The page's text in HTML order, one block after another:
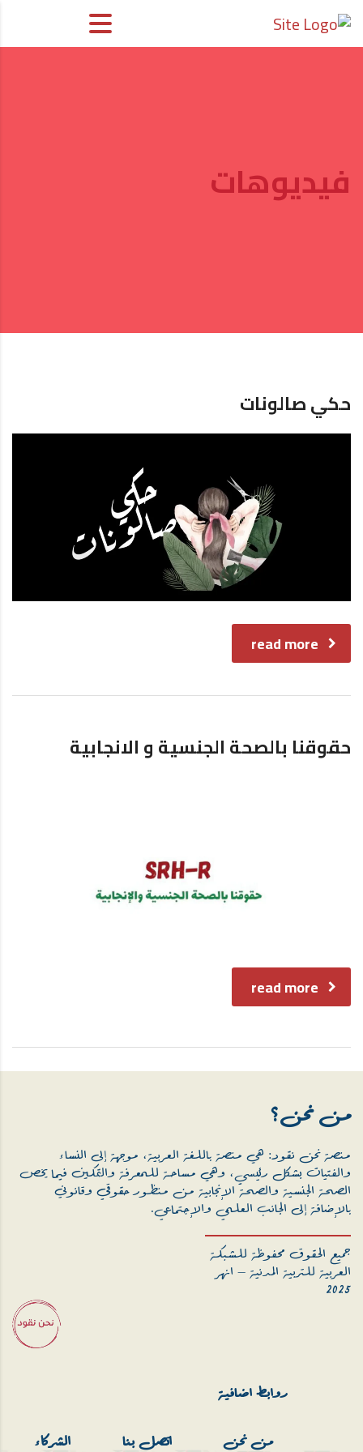
فيديوهات
حكي صالونات
read more
حقوقنا بالصحة الجنسية و الانجابية
read more
من نحن؟
منصة نحن نقود: هي منصة باللغة العربية، موجهة إلى النساء
والفتيات بشكل رئيسي، وهي مساحة للمعرفة والتمكين فيما يخص
الصحة الجنسية والصحة الإنجابية من منظور حقوقي وقانوني
بالإضافة إلى الجانب العلمي والإجتماعي.
جميع الحقوق محفوظة للشبكة
العربية للتربية المدنية – انهر
2025
روابط اضافية
من نحن اتصل بنا الشركاء